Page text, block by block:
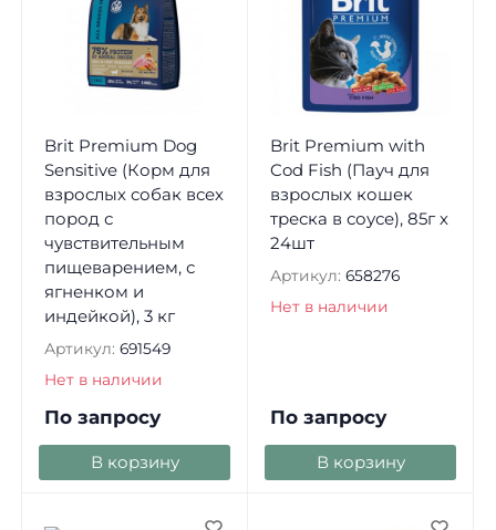
Brit Premium Dog
Sensitive (Корм для
взрослых собак всех
пород с
чувствительным
пищеварением, с
ягненком и
индейкой), 3 кг
Артикул: 691549
Нет в наличии
По запросу
В корзину
Brit Premium with
Cod Fish (Пауч для
взрослых кошек
треска в соусе), 85г х
24шт
Артикул: 658276
Нет в наличии
По запросу
В корзину